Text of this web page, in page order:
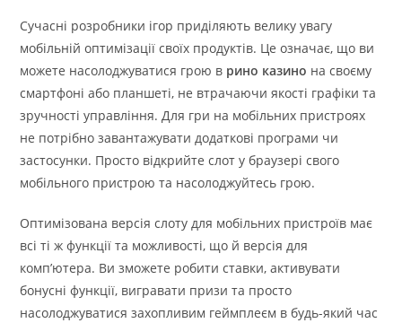
Сучасні розробники ігор приділяють велику увагу
мобільній оптимізації своїх продуктів. Це означає, що ви
можете насолоджуватися грою в рино казино на своєму
смартфоні або планшеті, не втрачаючи якості графіки та
зручності управління. Для гри на мобільних пристроях
не потрібно завантажувати додаткові програми чи
застосунки. Просто відкрийте слот у браузері свого
мобільного пристрою та насолоджуйтесь грою.
Оптимізована версія слоту для мобільних пристроїв має
всі ті ж функції та можливості, що й версія для
комп’ютера. Ви зможете робити ставки, активувати
бонусні функції, вигравати призи та просто
насолоджуватися захопливим геймплеєм в будь-який час